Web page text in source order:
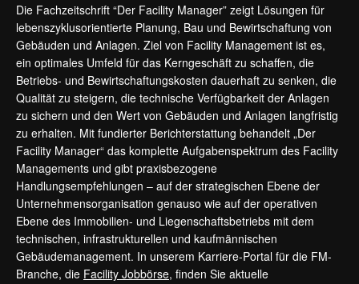
Die Fachzeitschrift “Der Facility Manager” zeigt Lösungen für
lebenszyklusorientierte Planung, Bau und Bewirtschaftung von
Gebäuden und Anlagen. Ziel von Facility Management ist es,
ein optimales Umfeld für das Kerngeschäft zu schaffen, die
Betriebs- und Bewirtschaftungskosten dauerhaft zu senken, die
Qualität zu steigern, die technische Verfügbarkeit der Anlagen
zu sichern und den Wert von Gebäuden und Anlagen langfristig
zu erhalten. Mit fundierter Berichterstattung behandelt „Der
Facility Manager“ das komplette Aufgabenspektrum des Facility
Managements und gibt praxisbezogene
Handlungsempfehlungen – auf der strategischen Ebene der
Unternehmensorganisation genauso wie auf der operativen
Ebene des Immobilien- und Liegenschaftsbetriebs mit dem
technischen, infrastrukturellen und kaufmännischen
Gebäudemanagement. In unserem Karriere-Portal für die FM-
Branche, die Facility Jobbörse, finden Sie aktuelle